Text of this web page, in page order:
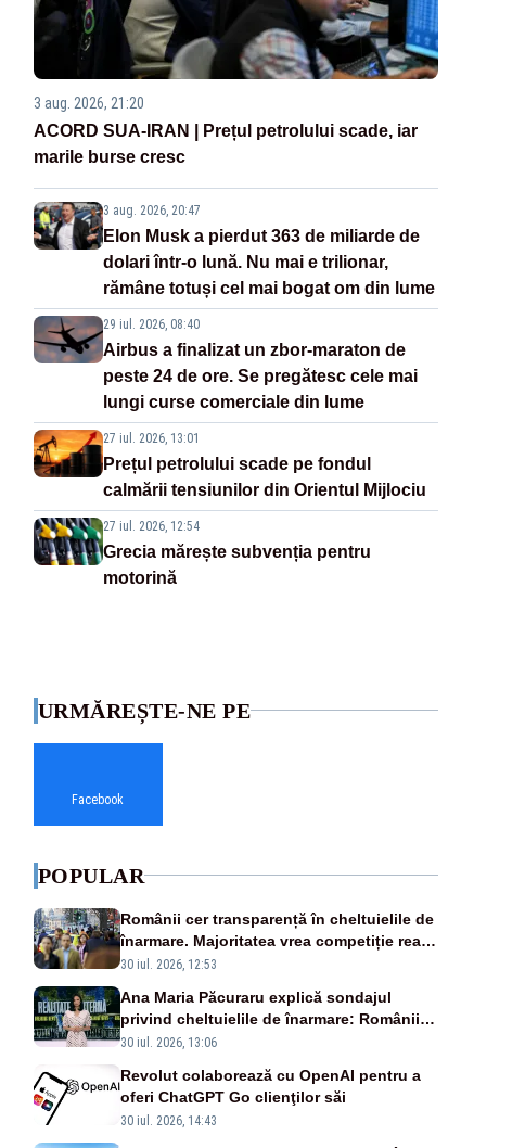
3 aug. 2026, 21:20
ACORD SUA-IRAN | Prețul petrolului scade, iar
marile burse cresc
3 aug. 2026, 20:47
Elon Musk a pierdut 363 de miliarde de
dolari într-o lună. Nu mai e trilionar,
rămâne totuși cel mai bogat om din lume
29 iul. 2026, 08:40
Airbus a finalizat un zbor-maraton de
peste 24 de ore. Se pregătesc cele mai
lungi curse comerciale din lume
27 iul. 2026, 13:01
Prețul petrolului scade pe fondul
calmării tensiunilor din Orientul Mijlociu
27 iul. 2026, 12:54
Grecia mărește subvenția pentru
motorină
URMĂREȘTE-NE PE
Facebook
POPULAR
Românii cer transparență în cheltuielile de
înarmare. Majoritatea vrea competiție reală
și industrie locală – SONDAJ
30 iul. 2026, 12:53
Ana Maria Păcuraru explică sondajul
privind cheltuielile de înarmare: Românii
cer transparență în achiziții și un echilibru
30 iul. 2026, 13:06
Revolut colaborează cu OpenAI pentru a
oferi ChatGPT Go clienţilor săi
30 iul. 2026, 14:43